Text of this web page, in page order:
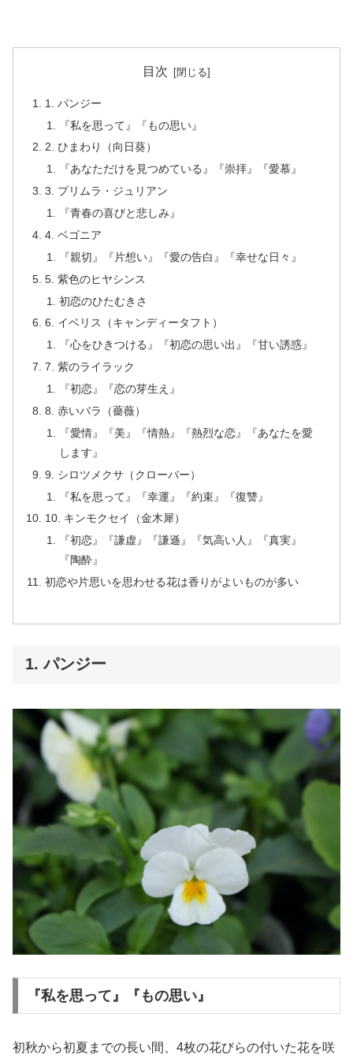
目次
1. パンジー
『私を思って』『もの思い』
2. ひまわり（向日葵）
『あなただけを見つめている』『崇拝』『愛慕』
3. プリムラ・ジュリアン
『青春の喜びと悲しみ』
4. ベゴニア
『親切』『片想い』『愛の告白』『幸せな日々』
5. 紫色のヒヤシンス
初恋のひたむきさ
6. イベリス（キャンディータフト）
『心をひきつける』『初恋の思い出』『甘い誘惑』
7. 紫のライラック
『初恋』『恋の芽生え』
8. 赤いバラ（薔薇）
『愛情』『美』『情熱』『熱烈な恋』『あなたを愛
します』
9. シロツメクサ（クローバー）
『私を思って』『幸運』『約束』『復讐』
10. キンモクセイ（金木犀）
『初恋』『謙虚』『謙遜』『気高い人』『真実』
『陶酔』
初恋や片思いを思わせる花は香りがよいものが多い
1. パンジー
『私を思って』『もの思い』
初秋から初夏までの長い間、4枚の花びらの付いた花を咲